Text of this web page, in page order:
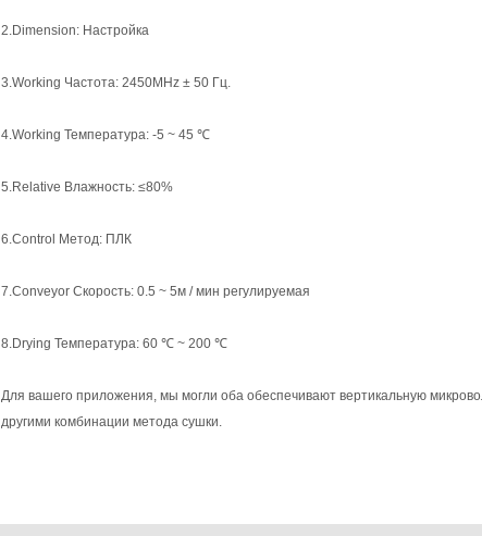
2.Dimension: Настройка
3.Working Частота: 2450MHz ± 50 Гц.
4.Working Температура: -5 ~ 45 ℃
5.Relative Влажность: ≤80%
6.Control Метод: ПЛК
7.Conveyor Скорость: 0.5 ~ 5м / мин регулируемая
8.Drying Температура: 60 ℃ ~ 200 ℃
Для вашего приложения, мы могли оба обеспечивают вертикальную
другими комбинации метода сушки.